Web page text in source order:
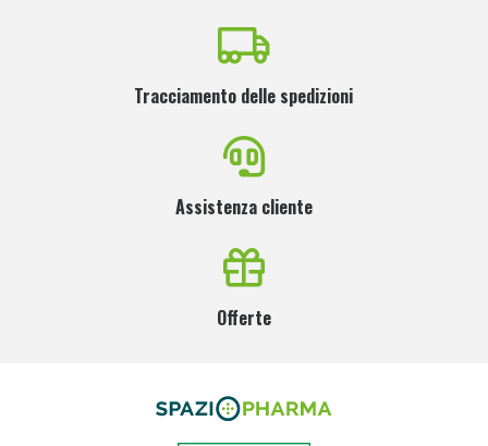
Tracciamento delle spedizioni
Assistenza cliente
Offerte